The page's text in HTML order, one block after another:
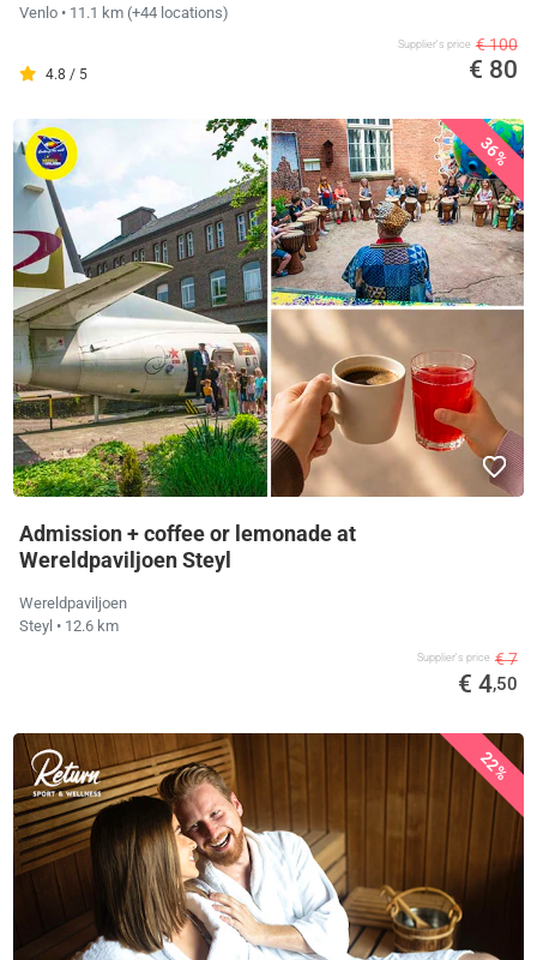
Venlo • 11.1 km (+44 locations)
4.8 / 5
Supplier's price € 100
€ 80
36%
Admission + coffee or lemonade at
Wereldpaviljoen Steyl
Wereldpaviljoen
Steyl • 12.6 km
Supplier's price € 7
€ 4,50
22%